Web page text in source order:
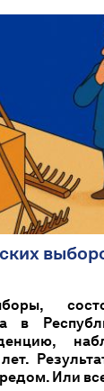
в
Или